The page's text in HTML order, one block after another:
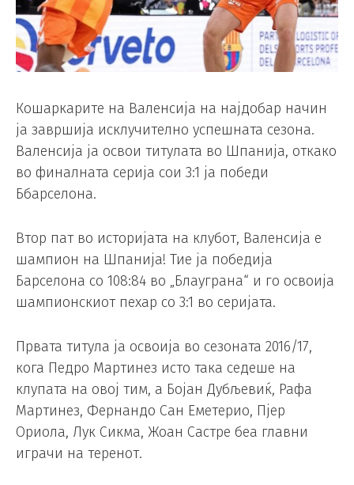
Кошаркарите на Валенсија на најдобар начин
ја завршија исклучително успешната сезона.
Валенсија ја освои титулата во Шпанија, откако
во финалната серија сои 3:1 ја победи
Ббарселона.
Втор пат во историјата на клубот, Валенсија е
шампион на Шпанија! Тие ја победија
Барселона со 108:84 во „Блауграна“ и го освоија
шампионскиот пехар со 3:1 во серијата.
Првата титула ја освоија во сезоната 2016/17,
кога Педро Мартинез исто така седеше на
клупата на овој тим, а Бојан Дубљевиќ, Рафа
Мартинез, Фернандо Сан Еметерио, Пјер
Ориола, Лук Сикма, Жоан Састре беа главни
играчи на теренот.